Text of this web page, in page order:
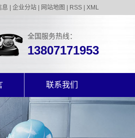
息 企业分站 网站地图 RSS XML
全国服务热线：
13807171953
联系我们
联系我们